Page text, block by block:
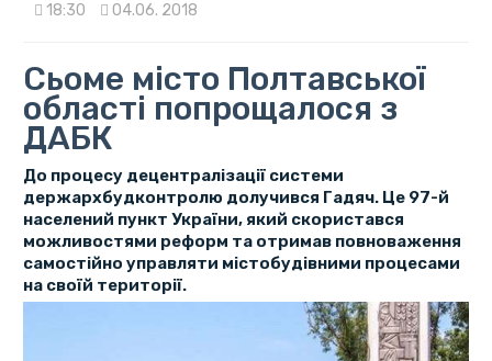
18:30 04.06. 2018
Сьоме місто Полтавської
області попрощалося з
ДАБК
До процесу децентралізації системи
держархбудконтролю долучився Гадяч. Це 97-й
населений пункт України, який скористався
можливостями реформ та отримав повноваження
самостійно управляти містобудівними процесами
на своїй території.